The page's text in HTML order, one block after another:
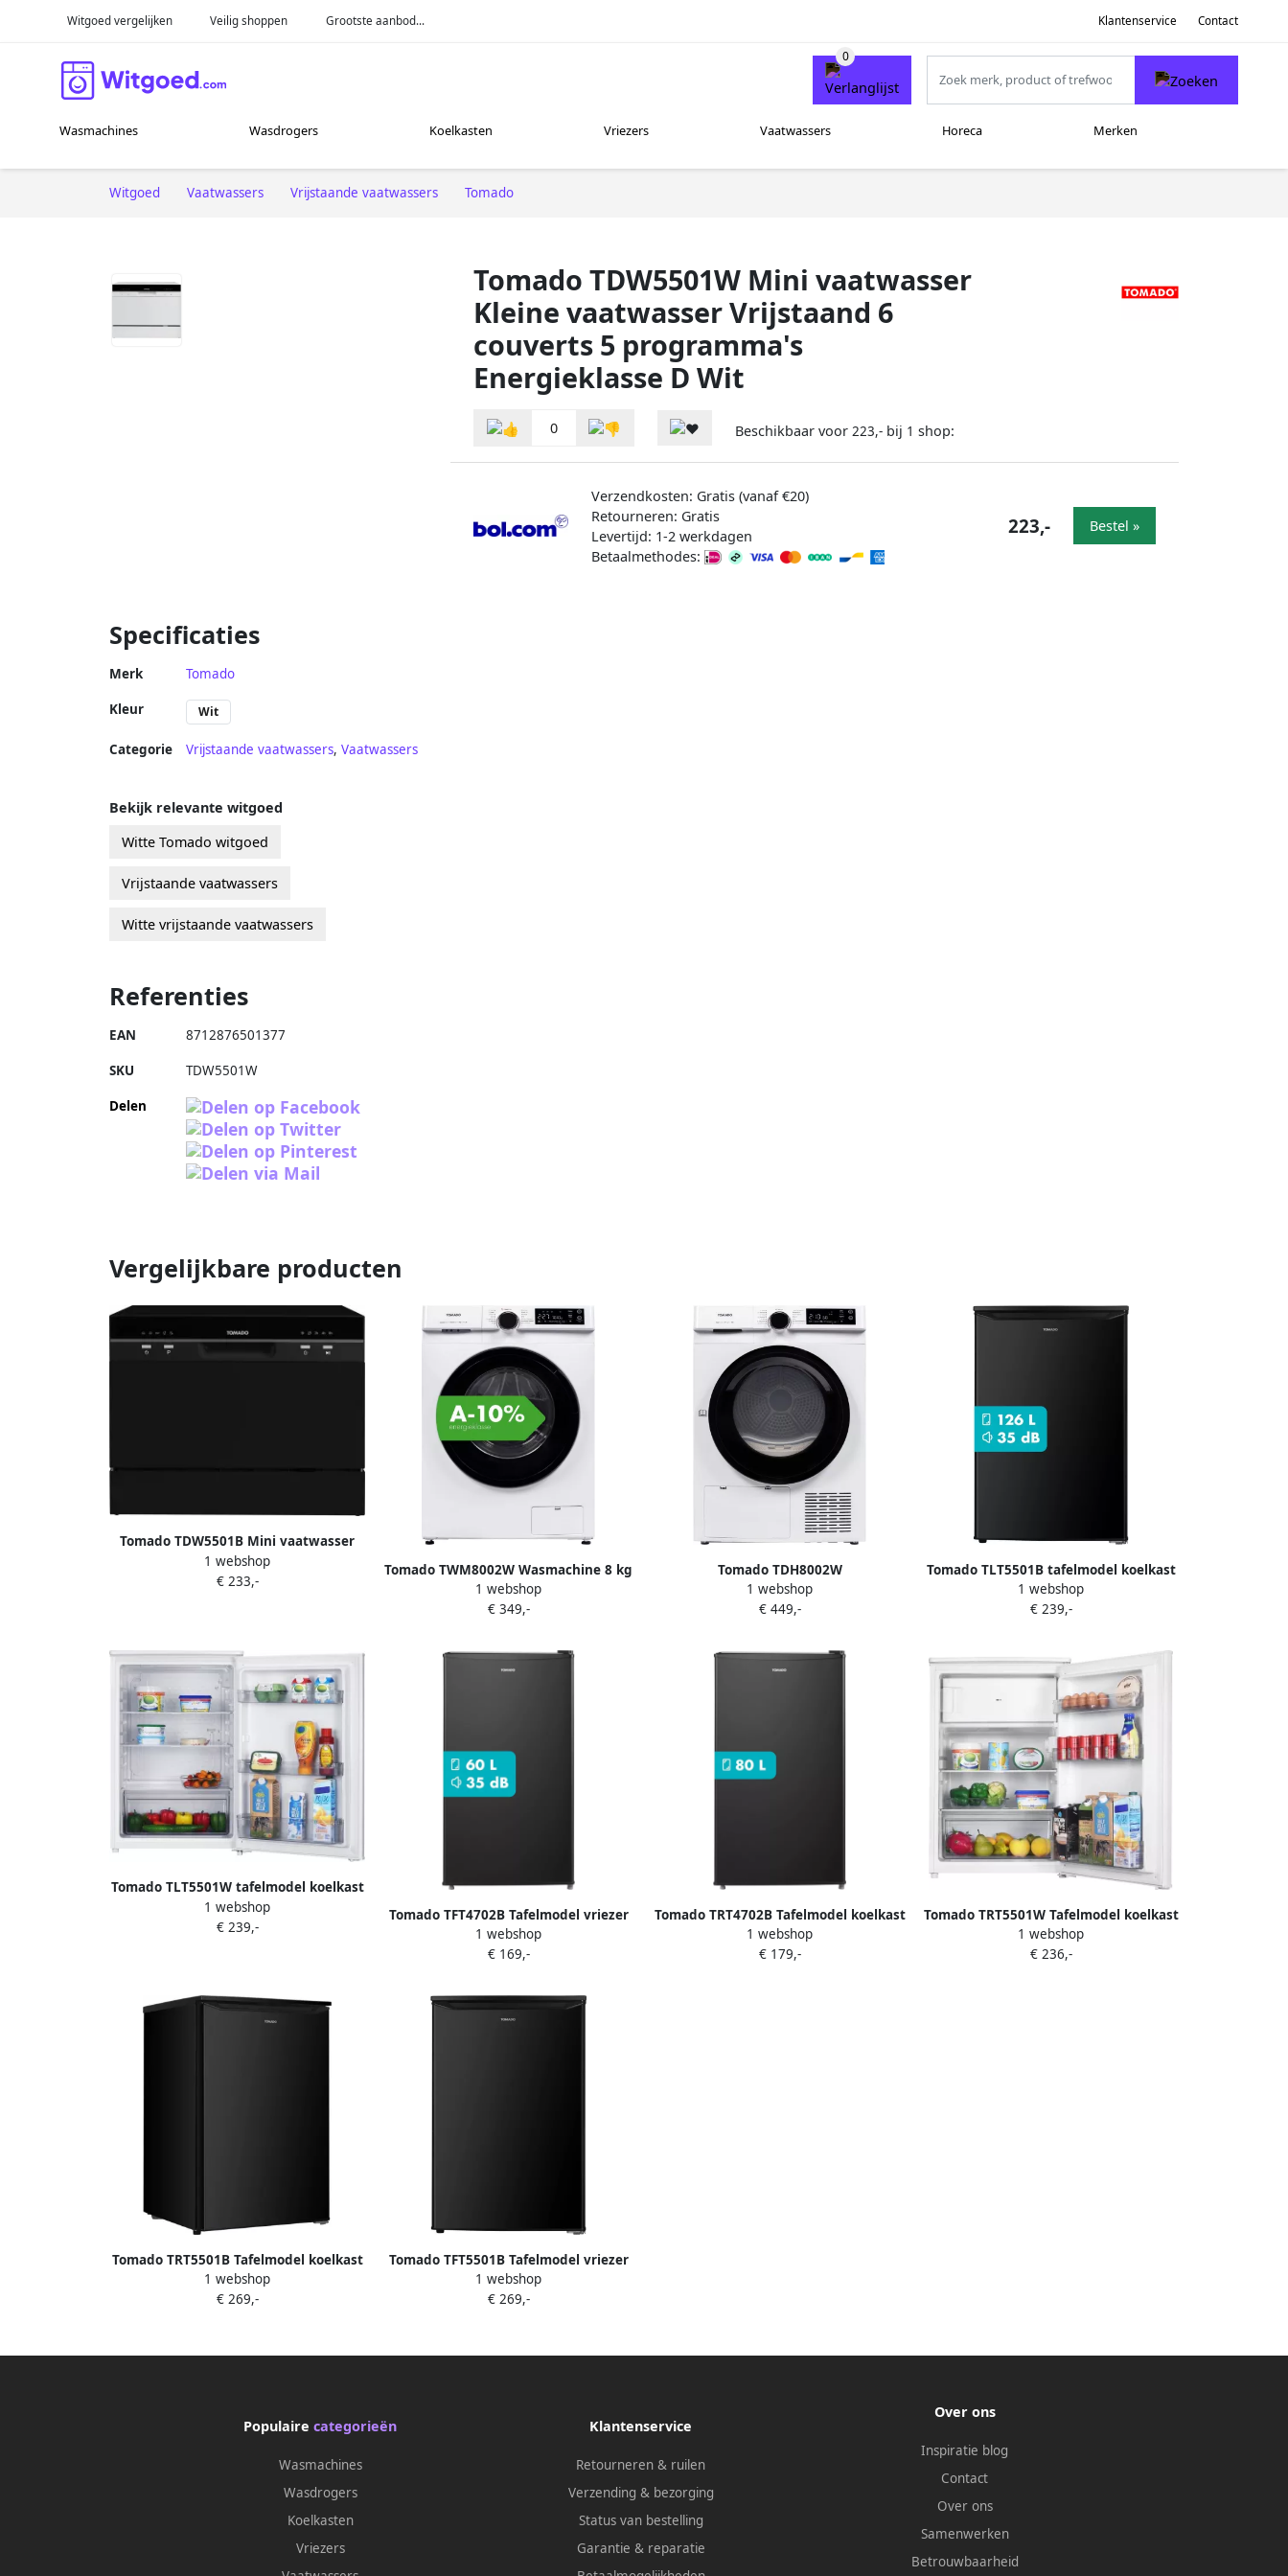
Witgoed vergelijken Veilig shoppen Grootste aanbod... Klantenservice Contact
Wasmachines Wasdrogers Koelkasten Vriezers Vaatwassers Horeca Merken
Witgoed Vaatwassers Vrijstaande vaatwassers Tomado
Tomado TDW5501W Mini vaatwasser
Kleine vaatwasser Vrijstaand 6
couverts 5 programma's
Energieklasse D Wit
0 Beschikbaar voor 223,- bij 1 shop:
Verzendkosten: Gratis (vanaf €20)
Retourneren: Gratis
Levertijd: 1-2 werkdagen
Betaalmethodes:
223,- Bestel »
Specificaties
Merk Tomado
Kleur Wit
Categorie Vrijstaande vaatwassers, Vaatwassers
Bekijk relevante witgoed
Witte Tomado witgoed
Vrijstaande vaatwassers
Witte vrijstaande vaatwassers
Referenties
EAN 8712876501377
SKU TDW5501W
Delen
Vergelijkbare producten
Tomado TDW5501B Mini vaatwasser
Kleine vaatwasser Vrijstaand 6
couverts 5 programma's Energieklasse
1 webshop
€ 233,-
Tomado TWM8002W Wasmachine 8 kg
Energieklasse A-10% 14
wasprogramma's SteamClean Digitaal
1 webshop
€ 349,-
Tomado TDH8002W
Warmtepompdroger 8 kg
energieklasse C 14 droogprogramma's
1 webshop
€ 449,-
Tomado TLT5501B tafelmodel koelkast
energiezuinig 126 liter Zonder vriesvak
55 cm breed Zeer stil: 35 dB Led-
1 webshop
€ 239,-
Tomado TLT5501W tafelmodel koelkast
energiezuinig 126 liter Zonder vriesvak
55 cm breed Zeer stil: 35 dB Led-
1 webshop
€ 239,-
Tomado TFT4702B Tafelmodel vriezer
60 liter 3 vrieslades -Energieklasse D
Zwart
1 webshop
€ 169,-
Tomado TRT4702B Tafelmodel koelkast
80 liter Met vriesvak Energielabel D
Zwart
1 webshop
€ 179,-
Tomado TRT5501W Tafelmodel koelkast
energiezuinig 109 liter Met vriesvak 55
cm breed Stil: 37 dB Led-verlichting
1 webshop
€ 236,-
Tomado TRT5501B Tafelmodel koelkast
energiezuinig 109 liter Met vriesvak 55
cm breed Stil: 37 dB Led-verlichting
1 webshop
€ 269,-
Tomado TFT5501B Tafelmodel vriezer
energiezuinig 88 liter 55 cm breed
Energielabel C Diepvries Compact
1 webshop
€ 269,-
Populaire categorieën
Wasmachines
Wasdrogers
Koelkasten
Vriezers
Klantenservice
Retourneren & ruilen
Verzending & bezorging
Status van bestelling
Garantie & reparatie
Over ons
Inspiratie blog
Contact
Over ons
Samenwerken
Betrouwbaarheid